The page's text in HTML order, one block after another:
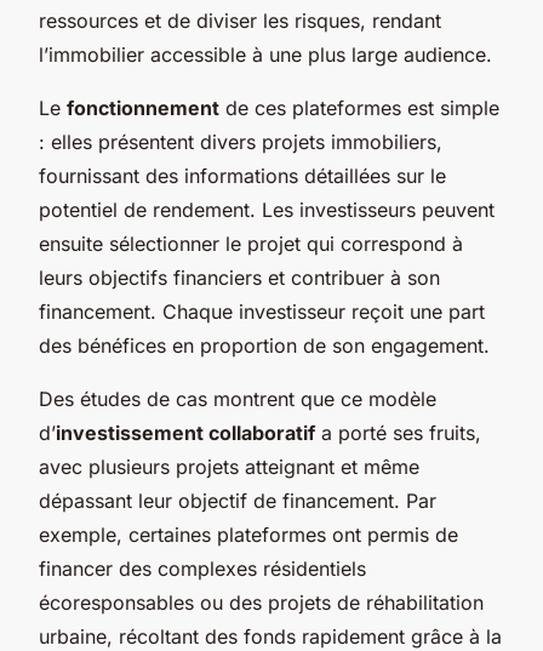
ressources et de diviser les risques, rendant
l’immobilier accessible à une plus large audience.
Le fonctionnement de ces plateformes est simple
: elles présentent divers projets immobiliers,
fournissant des informations détaillées sur le
potentiel de rendement. Les investisseurs peuvent
ensuite sélectionner le projet qui correspond à
leurs objectifs financiers et contribuer à son
financement. Chaque investisseur reçoit une part
des bénéfices en proportion de son engagement.
Des études de cas montrent que ce modèle
d’investissement collaboratif a porté ses fruits,
avec plusieurs projets atteignant et même
dépassant leur objectif de financement. Par
exemple, certaines plateformes ont permis de
financer des complexes résidentiels
écoresponsables ou des projets de réhabilitation
urbaine, récoltant des fonds rapidement grâce à la